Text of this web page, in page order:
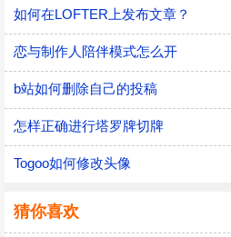
如何在LOFTER上发布文章？
恋与制作人陪伴模式怎么开
b站如何删除自己的投稿
怎样正确进行塔罗牌切牌
Togoo如何修改头像
猜你喜欢